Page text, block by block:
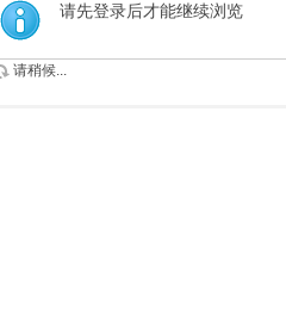
请先登录后才能继续浏览
请稍候...